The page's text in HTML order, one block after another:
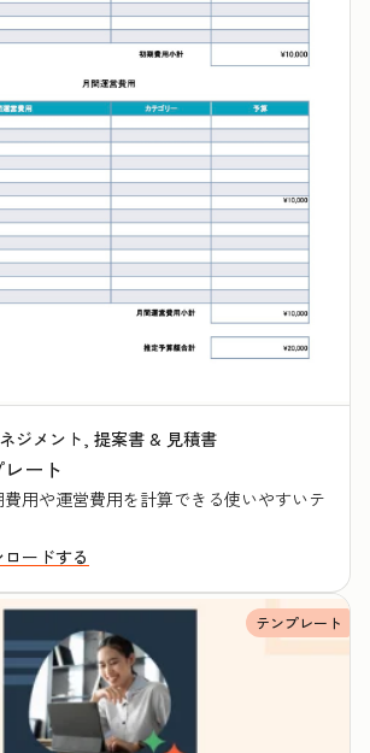
ジメント, 提案書 & 見積書
ート
用や運営費用を計算できる使いやすいテ
ードする
テンプレート